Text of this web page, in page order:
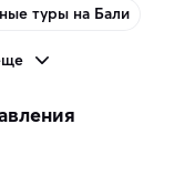
туры на Бали